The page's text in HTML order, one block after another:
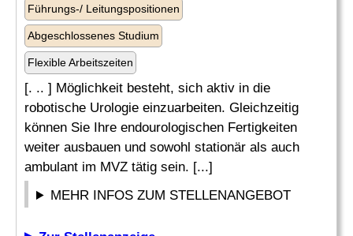
Führungs-/ Leitungspositionen
Abgeschlossenes Studium
Flexible Arbeitszeiten
[. .. ] Möglichkeit besteht, sich aktiv in die
robotische Urologie einzuarbeiten. Gleichzeitig
können Sie Ihre endourologischen Fertigkeiten
weiter ausbauen und sowohl stationär als auch
ambulant im MVZ tätig sein. [...]
MEHR INFOS ZUM STELLENANGEBOT